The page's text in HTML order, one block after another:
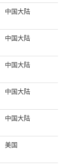
中国大陆
中国大陆
中国大陆
中国大陆
中国大陆
美国